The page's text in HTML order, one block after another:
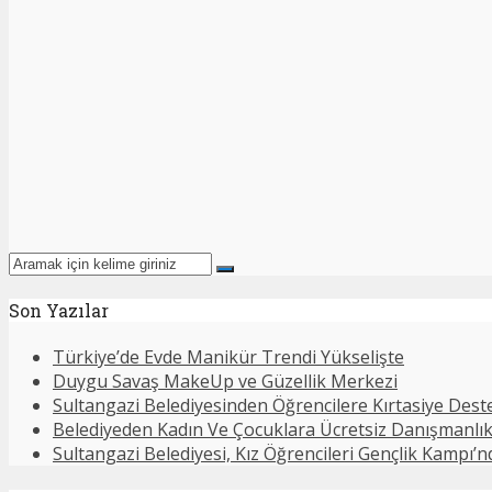
Son Yazılar
Türkiye’de Evde Manikür Trendi Yükselişte
Duygu Savaş MakeUp ve Güzellik Merkezi
Sultangazi Belediyesinden Öğrencilere Kırtasiye
Belediyeden Kadın Ve Çocuklara Ücretsiz
Sultangazi Belediyesi, Kız Öğrencileri Gençlik